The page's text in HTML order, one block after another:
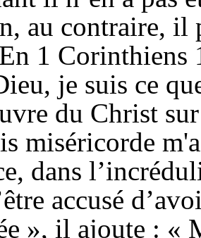
au contraire, il
1
je suis ce
du Christ
miséricorde
dans
accusé
», il ajoute : «